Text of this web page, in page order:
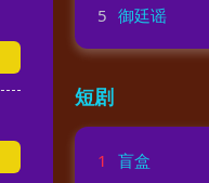
5 御廷谣
短剧
1
盲盒